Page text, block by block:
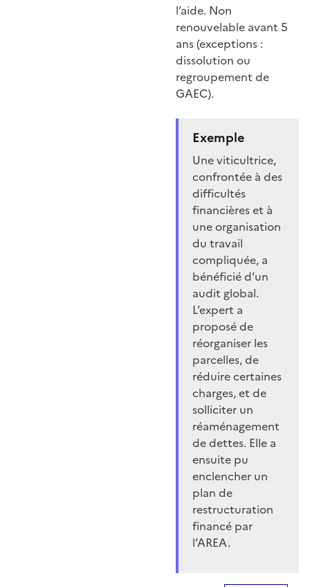
l’aide. Non
renouvelable avant 5
ans (exceptions :
dissolution ou
regroupement de
GAEC).
Exemple
Une viticultrice,
confrontée à des
difficultés
financières et à
une organisation
du travail
compliquée, a
bénéficié d’un
audit global.
L’expert a
proposé de
réorganiser les
parcelles, de
réduire certaines
charges, et de
solliciter un
réaménagement
de dettes. Elle a
ensuite pu
enclencher un
plan de
restructuration
financé par
l’AREA.